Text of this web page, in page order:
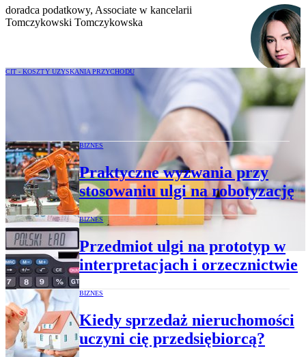
doradca podatkowy, Associate w kancelarii
Tomczykowski Tomczykowska
CIT - KOSZTY UZYSKANIA PRZYCHODU
Cienka kapitalizacja – czym jest i jak się
BIZNES
Praktyczne wyzwania przy
stosowaniu ulgi na robotyzację
BIZNES
Przedmiot ulgi na prototyp w
interpretacjach i orzecznictwie
BIZNES
Kiedy sprzedaż nieruchomości
uczyni cię przedsiębiorcą?